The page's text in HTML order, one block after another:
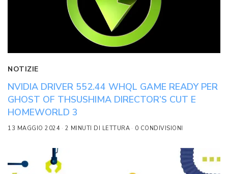
NOTIZIE
NVIDIA DRIVER 552.44 WHQL GAME READY PER
GHOST OF THSUSHIMA DIRECTOR’S CUT E
HOMEWORLD 3
13 MAGGIO 2024 2 MINUTI DI LETTURA 0 CONDIVISIONI